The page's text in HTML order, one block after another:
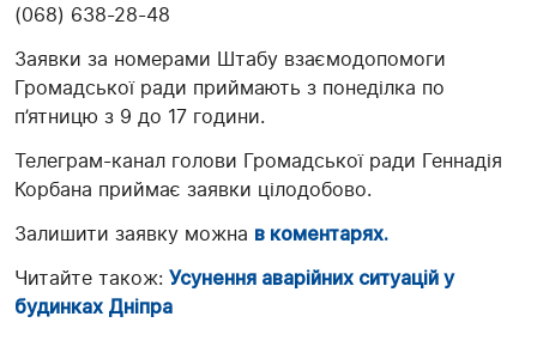
(068) 638-28-48
Заявки за номерами Штабу взаємодопомоги
Громадської ради приймають з понеділка по
п’ятницю з 9 до 17 години.
Телеграм-канал голови Громадської ради Геннадія
Корбана приймає заявки цілодобово.
Залишити заявку можна в коментарях.
Читайте також: Усунення аварійних ситуацій у
будинках Дніпра